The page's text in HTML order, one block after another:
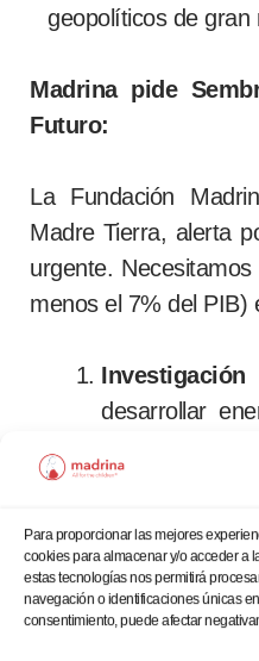
Para proporcionar las mejores
cookies para almacenar y/o acceder a
estas tecnologías nos permitirá
navegación o identificaciones únicas
consentimiento, puede afectar
geopolíticos de gran
Madrina pide
Futuro:
La Fundación
Madre Tierra, alerta
urgente.
menos el 7% del PIB)
desarrollar
cadenas de los
Natalidad:
integrales de
conciliación y